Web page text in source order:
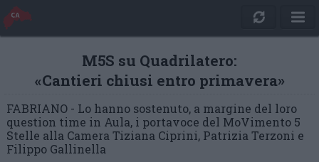
M5S su Quadrilatero:
«Cantieri chiusi entro primavera»
FABRIANO - Lo hanno sostenuto, a margine del loro
question time in Aula, i portavoce del MoVimento 5
Stelle alla Camera Tiziana Ciprini, Patrizia Terzoni e
Filippo Gallinella